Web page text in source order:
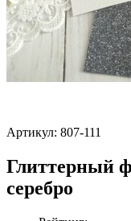
Артикул: 807-111
Глиттерный
серебро